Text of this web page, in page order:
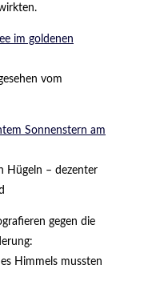
vom
Hügeln – dezenter
gegen die
Himmels mussten